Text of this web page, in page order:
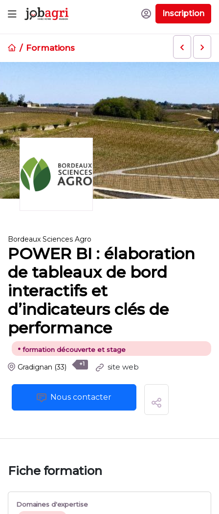
Inscription
Formations
Bordeaux Sciences Agro
POWER BI : élaboration
de tableaux de bord
interactifs et
d’indicateurs clés de
performance
• formation découverte et stage
Gradignan (33) +1 site web
Nous contacter
Fiche formation
Domaines d'expertise